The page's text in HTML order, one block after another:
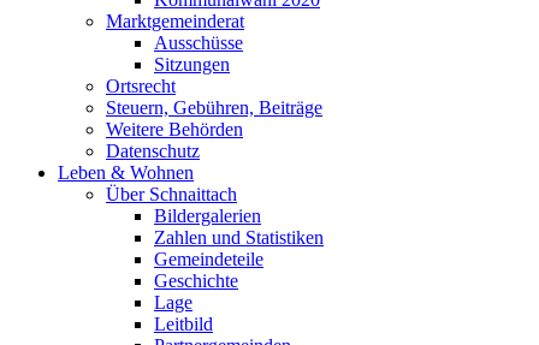
Marktgemeinderat
Ausschüsse
Sitzungen
Ortsrecht
Steuern, Gebühren, Beiträge
Weitere Behörden
Datenschutz
Leben & Wohnen
Über Schnaittach
Bildergalerien
Zahlen und Statistiken
Gemeindeteile
Geschichte
Lage
Leitbild